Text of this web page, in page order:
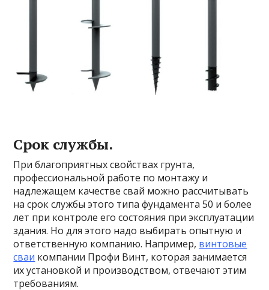
Срок службы.
При благоприятных свойствах грунта,
профессиональной работе по монтажу и
надлежащем качестве свай можно рассчитывать
на срок службы этого типа фундамента 50 и более
лет при контроле его состояния при эксплуатации
здания. Но для этого надо выбирать опытную и
ответственную компанию. Например, винтовые
сваи компании Профи Винт, которая занимается
их установкой и производством, отвечают этим
требованиям.